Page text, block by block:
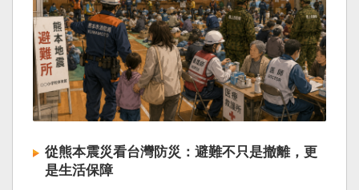
從熊本震災看台灣防災：避難不只是撤離，更
是生活保障